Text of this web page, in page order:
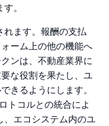
。
れます。報酬の支払
ーム上の他の機能へ
ンは、不動産業界に
な役割を果たし、ユ
きるようにします。
トコルとの統合によ
、エコシステム内のユ